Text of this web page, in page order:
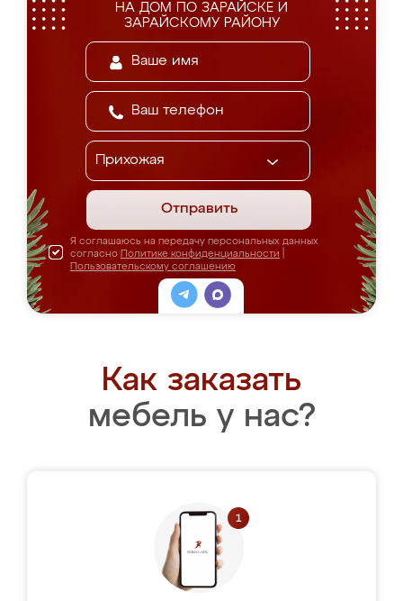
НА ДОМ ПО ЗАРАЙСКЕ И
ЗАРАЙСКОМУ РАЙОНУ
Отправить
Я соглашаюсь на передачу персональных данных
согласно Политике конфиденциальности
Пользовательскому соглашению
Как заказать
мебель у нас?